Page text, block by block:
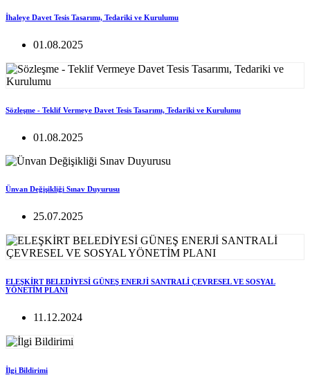
İhaleye Davet Tesis Tasarımı, Tedariki ve Kurulumu
01.08.2025
Sözleşme - Teklif Vermeye Davet Tesis Tasarımı, Tedariki ve Kurulumu
01.08.2025
Ünvan Değişikliği Sınav Duyurusu
25.07.2025
ELEŞKİRT BELEDİYESİ GÜNEŞ ENERJİ SANTRALİ ÇEVRESEL VE SOSYAL
YÖNETİM PLANI
11.12.2024
İlgi Bildirimi